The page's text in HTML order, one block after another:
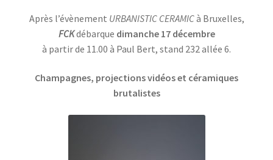
Après l’évènement URBANISTIC CERAMICà Bruxelles,
FCKdébarque dimanche 17 décembre
à partir de 11.00 à Paul Bert, stand 232 allée 6.
Champagnes, projections vidéos et céramiques
brutalistes